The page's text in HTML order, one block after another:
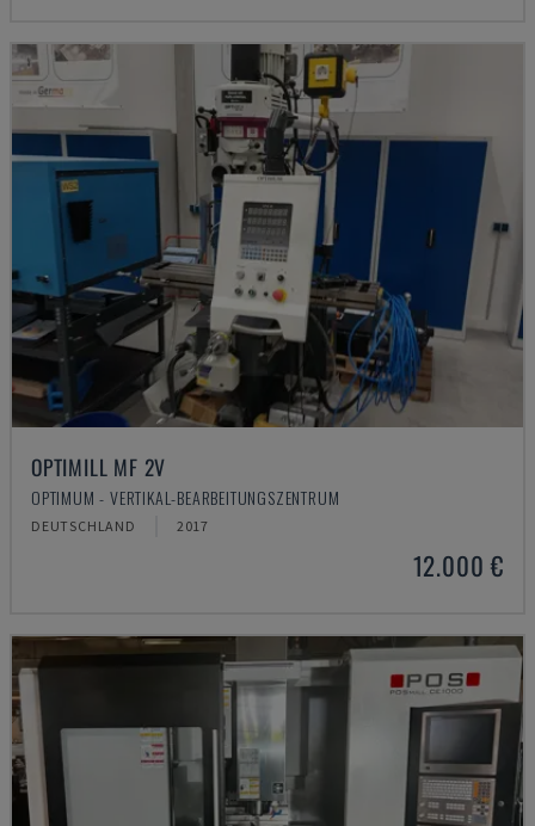
OPTIMILL MF 2V
OPTIMUM - VERTIKAL-BEARBEITUNGSZENTRUM
DEUTSCHLAND 2017
12.000 €